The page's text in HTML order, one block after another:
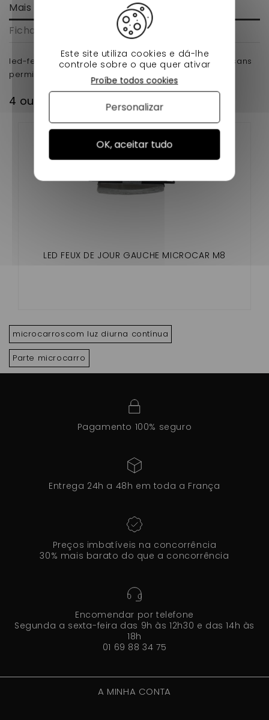
Mais informação
Ficha de dados
led-feux-de-jour-droite-microcar-m8 pour voiture sans
permis
4 outros produtos na mesma categoria:
LED FEUX DE JOUR GAUCHE MICROCAR M8
microcarroscom luz diurna contínua
Parte microcarro
Pagamento 100% seguro
Entrega 24h a 48h em toda a França
Preços imbatíveis na concorrência
30% mais barato do que a concorrência
Encomendar por telefone
Segunda a sexta-feira das 9h às 12h30 e das 14h às
18h
01 69 88 34 75
A MINHA CONTA
Este site utiliza cookies e dá-lhe
controle sobre o que quer ativar
OK, aceitar tudo
Proíbe todos cookies
Personalizar